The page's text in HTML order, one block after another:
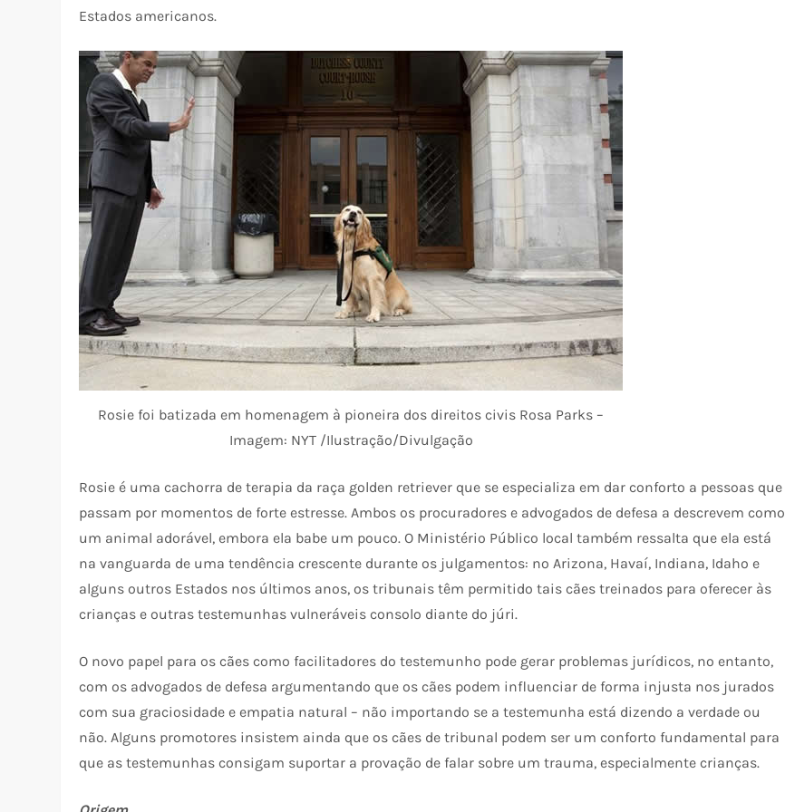
Estados americanos.
Rosie foi batizada em homenagem à pioneira dos direitos civis Rosa Parks –
Imagem: NYT /Ilustração/Divulgação
Rosie é uma cachorra de terapia da raça golden retriever que se especializa em dar conforto a pessoas que
passam por momentos de forte estresse. Ambos os procuradores e advogados de defesa a descrevem como
um animal adorável, embora ela babe um pouco. O Ministério Público local também ressalta que ela está
na vanguarda de uma tendência crescente durante os julgamentos: no Arizona, Havaí, Indiana, Idaho e
alguns outros Estados nos últimos anos, os tribunais têm permitido tais cães treinados para oferecer às
crianças e outras testemunhas vulneráveis consolo diante do júri.
O novo papel para os cães como facilitadores do testemunho pode gerar problemas jurídicos, no entanto,
com os advogados de defesa argumentando que os cães podem influenciar de forma injusta nos jurados
com sua graciosidade e empatia natural – não importando se a testemunha está dizendo a verdade ou
não. Alguns promotores insistem ainda que os cães de tribunal podem ser um conforto fundamental para
que as testemunhas consigam suportar a provação de falar sobre um trauma, especialmente crianças.